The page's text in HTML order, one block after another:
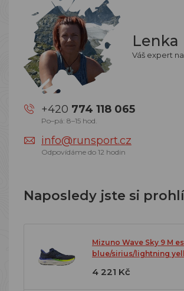
Lenka
Váš expert
+420 774 118 065
Po–pá: 8–15 hod.
info@runsport.cz
Odpovídáme do 12 hodin
Naposledy jste si
Mizuno Wave Sky 9 M
blue/sirius/lightning
4 221 Kč